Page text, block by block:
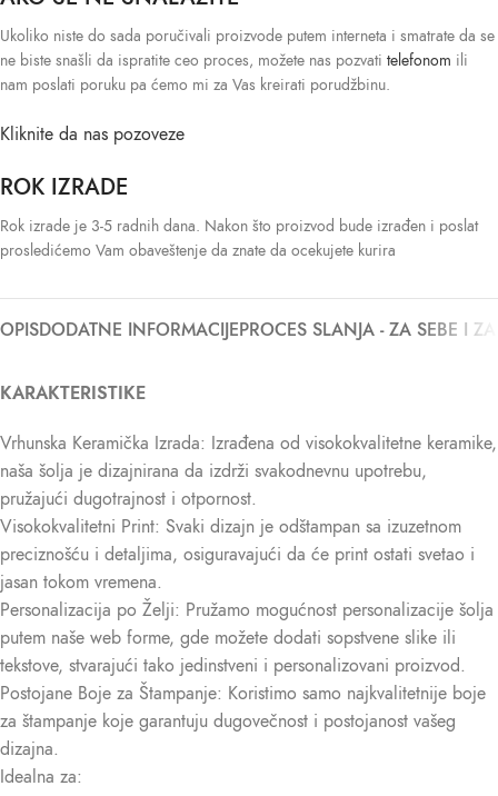
Ukoliko niste do sada poručivali proizvode putem interneta i smatrate da se
ne biste snašli da ispratite ceo proces, možete nas pozvati telefonom ili
nam poslati poruku pa ćemo mi za Vas kreirati porudžbinu.
Kliknite da nas pozoveze
ROK IZRADE
Rok izrade je 3-5 radnih dana. Nakon što proizvod bude izrađen i poslat
prosledićemo Vam obaveštenje da znate da ocekujete kurira
OPISDODATNE INFORMACIJEPROCES SLANJA - ZA SEBE I
KARAKTERISTIKE
Vrhunska Keramička Izrada: Izrađena od visokokvalitetne keramike,
naša šolja je dizajnirana da izdrži svakodnevnu upotrebu,
pružajući dugotrajnost i otpornost.
Visokokvalitetni Print: Svaki dizajn je odštampan sa izuzetnom
preciznošću i detaljima, osiguravajući da će print ostati svetao i
jasan tokom vremena.
Personalizacija po Želji: Pružamo mogućnost personalizacije šolja
putem naše web forme, gde možete dodati sopstvene slike ili
tekstove, stvarajući tako jedinstveni i personalizovani proizvod.
Postojane Boje za Štampanje: Koristimo samo najkvalitetnije boje
za štampanje koje garantuju dugovečnost i postojanost vašeg
dizajna.
Idealna za: